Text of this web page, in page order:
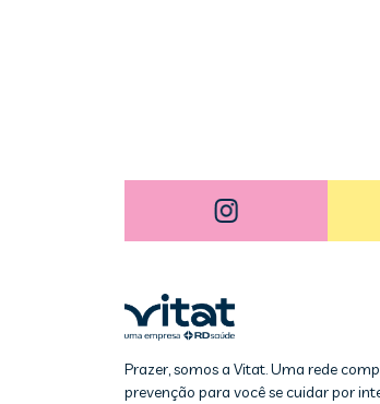
Prazer, somos a Vitat. Uma rede
prevenção para você se cuidar por